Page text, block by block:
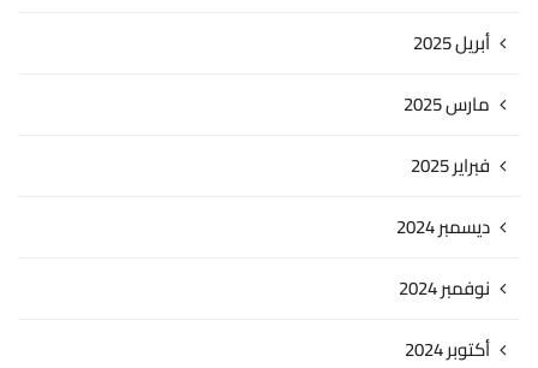
أبريل 2025
مارس 2025
فبراير 2025
ديسمبر 2024
نوفمبر 2024
أكتوبر 2024